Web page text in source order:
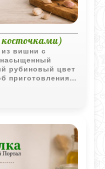
косточками)
из вишни с
насыщенный
рубиновый цвет
приготовления
домашнюю